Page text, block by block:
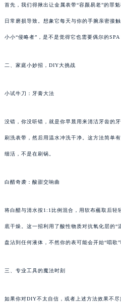
首先，我们得揪出让金属表带“容颜易老”的罪
日常磨损导致。想象它每天与你的手腕亲密接
小小“侵略者”，是不是觉得它也需要偶尔的SPA
二、家庭小妙招，DIY大挑战
小试牛刀：牙膏大法
没错，你没听错，就是你早晨用来清洁牙齿的
刷洗表带，然后用温水冲洗干净。这方法简单
细活，不是在刷锅。
白醋奇袭：酸甜交响曲
将白醋与清水按1:1比例混合，用软布蘸取后轻
底干燥。这一招利用了酸性物质对抗氧化层的
盘沾到任何液体，不然你的表可能会开始“唱歌”
三、专业工具的魔法时刻
如果你对DIY不太自信，或者上述方法效果不